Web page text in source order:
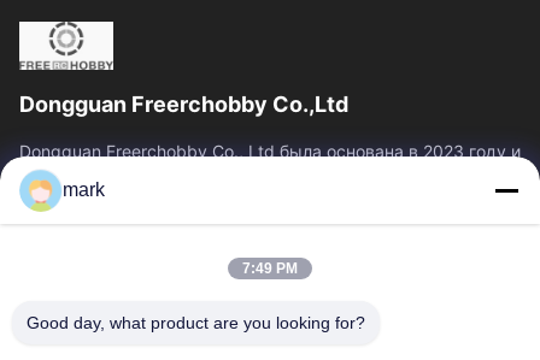
Dongguan Freerchobby Co.,Ltd
Dongguan Freerchobby Co., Ltd была основана в 2023 году и
расположена в Донгуане, известном как фабрика
мира.Современный завод ООО занимает площадь...
Быстрые Связи
Продукция
О Компании
Наша Фабрика
mark
7:49 PM
Good day, what product are you looking for?